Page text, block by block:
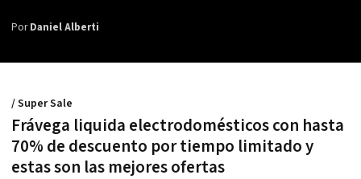
PorDaniel Alberti
Frávega liquida electrodomésticos con hasta
70% de descuento por tiempo limitado y
estas son las mejores ofertas
/ Super Sale